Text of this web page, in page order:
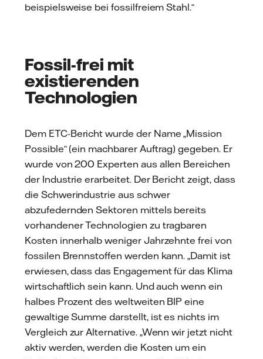
beispielsweise bei fossilfreiem Stahl.“
Fossil-frei mit
existierenden
Technologien
Dem ETC-Bericht wurde der Name „Mission
Possible“ (ein machbarer Auftrag) gegeben. Er
wurde von 200 Experten aus allen Bereichen
der Industrie erarbeitet. Der Bericht zeigt, dass
die Schwerindustrie aus schwer
abzufedernden Sektoren mittels bereits
vorhandener Technologien zu tragbaren
Kosten innerhalb weniger Jahrzehnte frei von
fossilen Brennstoffen werden kann. „Damit ist
erwiesen, dass das Engagement für das Klima
wirtschaftlich sein kann. Und auch wenn ein
halbes Prozent des weltweiten BIP eine
gewaltige Summe darstellt, ist es nichts im
Vergleich zur Alternative. „Wenn wir jetzt nicht
aktiv werden, werden die Kosten um ein